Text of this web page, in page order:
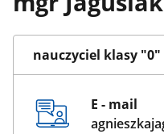
nauczyciel klasy "0"
E - mail